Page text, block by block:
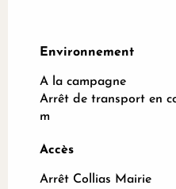
Environnement
Environnement
A la campagne
Arrêt de transport en
m
Accès
Accès
Arrêt Collias Mairie